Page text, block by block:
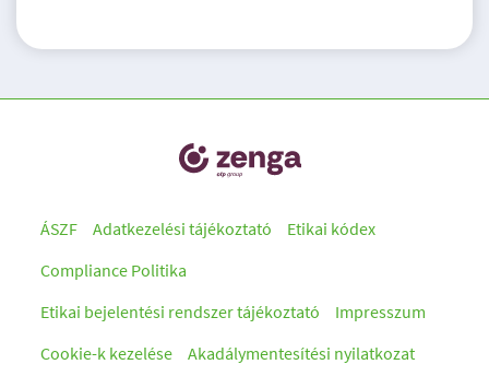
ÁSZF Adatkezelési tájékoztató
Etikai kódex
Compliance Politika
Etikai bejelentési rendszer tájékoztató
Impresszum
Cookie-k kezelése
Akadálymentesítési nyilatkozat